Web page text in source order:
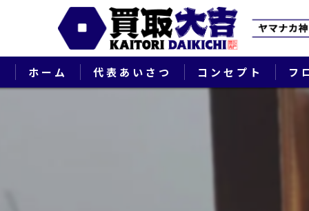
ホーム 代表あいさつ コンセプト フ